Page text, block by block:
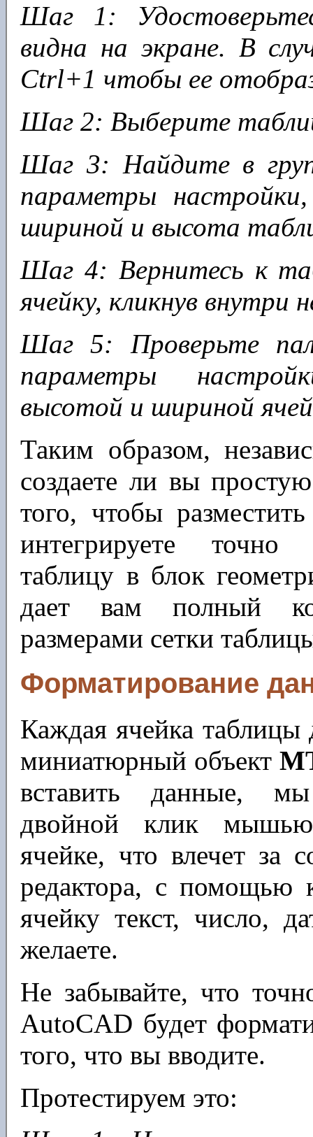
Шаг 1:
видна на экране. В
Ctrl+1 чтобы ее
Шаг 2: Выберите
Шаг 3: Найдите в
параметры
шириной и высота
Шаг 4: Вернитесь к
ячейку, кликнув внутри
Шаг 5: Проверьте
параметры
высотой и шириной
Таким образом,
создаете ли вы
того, чтобы
интегрируете точно
таблицу в блок
дает вам полный
размерами сетки
Форматирование
Каждая ячейка таблицы
миниатюрный объект
вставить данные,
двойной клик
ячейке, что влечет за
редактора, с помощью
ячейку текст, число,
желаете.
Не забывайте, что
AutoCAD будет
того, что вы вводите.
Протестируем это: